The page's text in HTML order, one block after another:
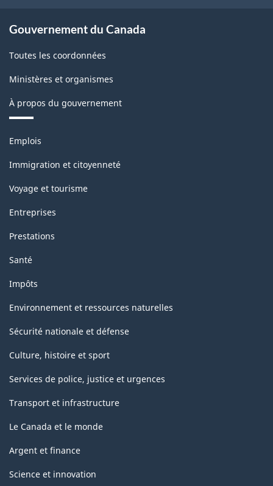
Gouvernement du Canada
Toutes les coordonnées
Ministères et organismes
À propos du gouvernement
Thèmes
sujets
Emplois
Immigration et citoyenneté
Voyage et tourisme
Entreprises
Prestations
Santé
Impôts
Environnement et ressources naturelles
Sécurité nationale et défense
Culture, histoire et sport
Services de police, justice et urgences
Transport et infrastructure
Le Canada et le monde
Argent et finance
Science et innovation